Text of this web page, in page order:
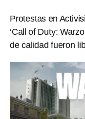
Protestas en
‘Call of Duty:
de calidad fueron